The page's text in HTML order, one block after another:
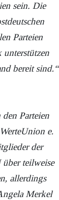
sein. Die
Parteien
unterstützen
bereit sind.“
Parteien
e.
der
teilweise
allerdings
Merkel